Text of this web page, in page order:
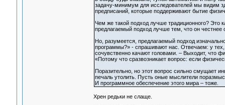
задачу-минимум для исследователей мы видим
предписаний, которые поддерживают бытие
Чем же такой подход лучше традиционного? Это
предлагаемый подход лучше тем, что он честнее
Но, разумеется, предлагаемый подход
программы?» - спрашивают нас. Отвечаем: у
сочувственно качают головами. – Выходит, что
«Потому что сразвозникает вопрос: если
Поразительно, но этот вопрос сильно смущает
печаль утолить. Пусть оные мыслители
И программное обеспечение этого мира – тоже.
Хрен редьки не слаще.